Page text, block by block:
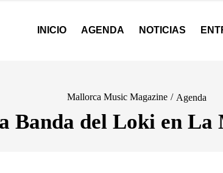
INICIO AGENDA NOTICIAS
Mallorca Music Magazine / Agenda
Banda del Loki en La